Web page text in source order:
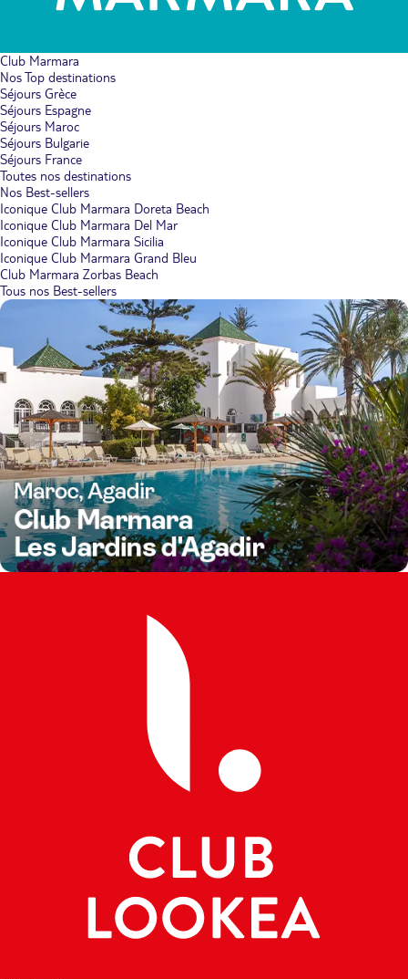
Club Marmara
Nos Top destinations
Séjours Grèce
Séjours Espagne
Séjours Maroc
Séjours Bulgarie
Séjours France
Toutes nos destinations
Nos Best-sellers
Iconique Club Marmara Doreta Beach
Iconique Club Marmara Del Mar
Iconique Club Marmara Sicilia
Iconique Club Marmara Grand Bleu
Club Marmara Zorbas Beach
Tous nos Best-sellers